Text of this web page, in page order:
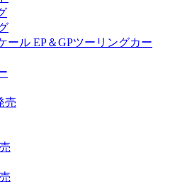
ール EP＆GPツーリングカー
売